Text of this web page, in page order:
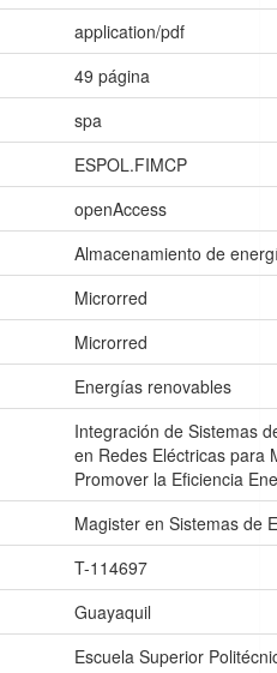
application/pdf
49 página
spa
ESPOL.FIMCP
openAccess
Almacenamiento de
Microrred
Microrred
Energías renovables
Integración de Sistemas
en Redes Eléctricas para
Promover la Eficiencia
Magister en Sistemas de
T-114697
Guayaquil
Escuela Superior